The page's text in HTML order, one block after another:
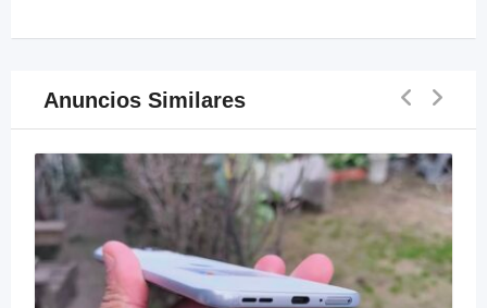
Anuncios Similares